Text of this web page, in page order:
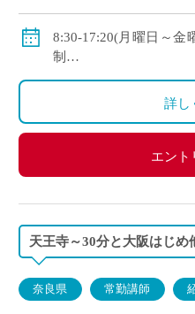
◇保険：私学共済、雇
8:30-17:20(月曜日～
制
・土曜日、日曜日、祝
詳し
エント
天王寺～30分と大阪はじめ
奈良県 常勤講師